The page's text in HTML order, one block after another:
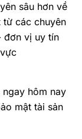
sâu hơn về
từ các chuyên
đơn vị uy tín
ngay hôm nay
mật tài sản